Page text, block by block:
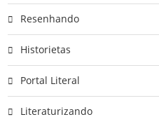
Resenhando
Historietas
Portal Literal
Literaturizando